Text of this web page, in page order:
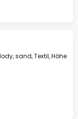
sand, Textil, Höhe